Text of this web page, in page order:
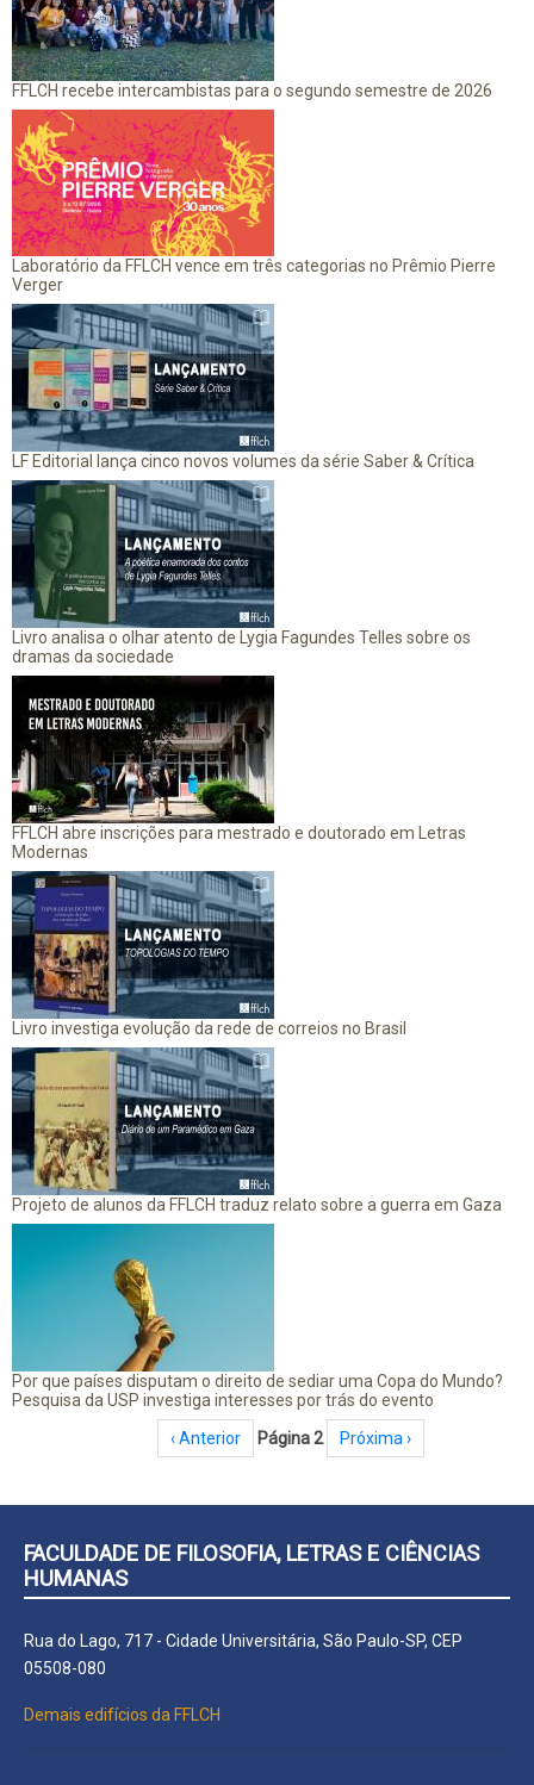
FFLCH recebe intercambistas para o segundo semestre de 2026
Laboratório da FFLCH vence em três categorias no Prêmio Pierre
Verger
LF Editorial lança cinco novos volumes da série Saber & Crítica
Livro analisa o olhar atento de Lygia Fagundes Telles sobre os
dramas da sociedade
FFLCH abre inscrições para mestrado e doutorado em Letras
Modernas
Livro investiga evolução da rede de correios no Brasil
Projeto de alunos da FFLCH traduz relato sobre a guerra em Gaza
Por que países disputam o direito de sediar uma Copa do Mundo?
Pesquisa da USP investiga interesses por trás do evento
Página anterior
‹ Anterior Página 2 Próxima página
Próxima ›
FACULDADE DE FILOSOFIA, LETRAS E CIÊNCIAS
HUMANAS
Rua do Lago, 717 - Cidade Universitária, São Paulo-SP, CEP
05508-080
Demais edifícios da FFLCH